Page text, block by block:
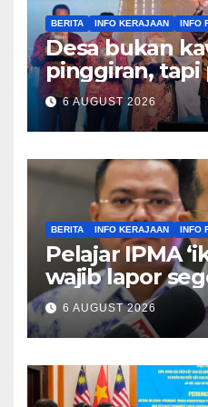
BERITA INFO KERAJAAN INFO
Desa bukan
pinggiran, tapi
ekonomi
Hamidi
6 AUGUST 2026
BERITA INFO KERAJAAN INFO
Pelajar IPMA
wajib lapor
Pengarah –
6 AUGUST 2026